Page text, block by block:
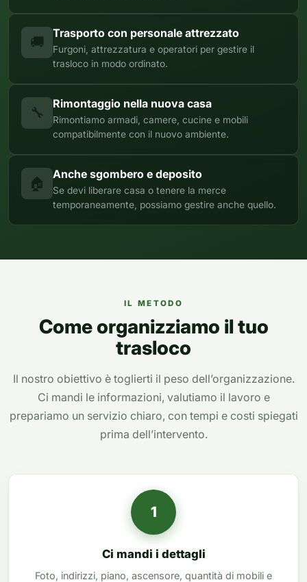
Macchine caffe e capsule
Pulizia Casa
Sbattitori
Spremiagrumi e Centrifughe
Stiro
Tostapane
Tritacarne
Tritaverdure elettrici
Utensili da cucina
Yogurtiere
Lampade da parete
Lampade da tavolo
Lampade da terra
Mobili Ingresso
Mobili Multiuso
Multiuso e Scarpiere
Scarpiere
SOGGIORNO
Complementi Soggiorno
Divani e Poltrone
Sedie e Sgabelli
Soggiorni e Pareti
Tavoli e Tavolini
Banconi Reception
Cucitrici e accessori
Mobili per ufficio
Moduli per ufficio
Poltrone Barber Shop
Scrivanie
Sedie per ufficio
TAVOLI USATI TAVOLINI USATI
🚚
Trasporto con personale attrezzato
Furgoni, attrezzatura e operatori per gestire il
trasloco in modo ordinato.
🔧
Rimontaggio nella nuova casa
Rimontiamo armadi, camere, cucine e mobili
compatibilmente con il nuovo ambiente.
🏠
Anche sgombero e deposito
Se devi liberare casa o tenere la merce
temporaneamente, possiamo gestire anche quello.
IL METODO
Come organizziamo il tuo
trasloco
Il nostro obiettivo è toglierti il peso dell’organizzazione.
Ci mandi le informazioni, valutiamo il lavoro e
prepariamo un servizio chiaro, con tempi e costi spiegati
prima dell’intervento.
1
Ci mandi i dettagli
Foto, indirizzi, piano, ascensore, quantità di mobili e